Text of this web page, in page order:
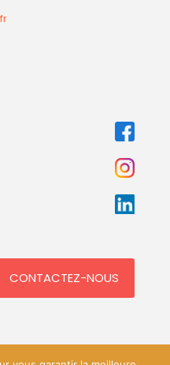
CONTACTEZ-NOUS